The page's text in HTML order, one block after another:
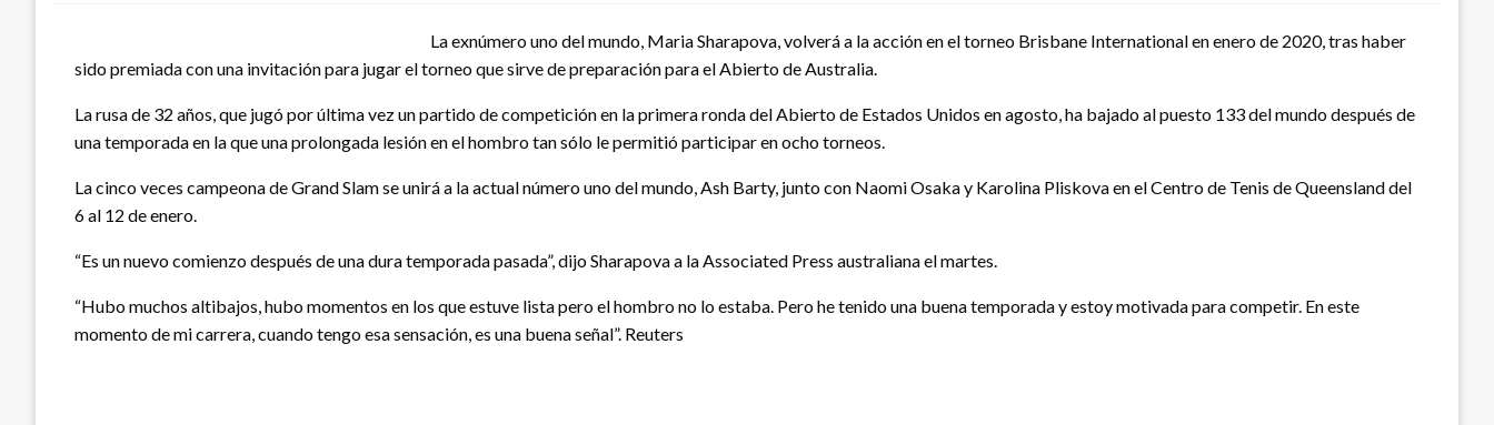
La exnúmero uno del mundo, Maria Sharapova, volverá a la acción en el torneo Brisbane International en enero de 2020, tras haber
sido premiada con una invitación para jugar el torneo que sirve de preparación para el Abierto de Australia.
La rusa de 32 años, que jugó por última vez un partido de competición en la primera ronda del Abierto de Estados Unidos en agosto, ha bajado al puesto 133 del mundo después de
una temporada en la que una prolongada lesión en el hombro tan sólo le permitió participar en ocho torneos.
La cinco veces campeona de Grand Slam se unirá a la actual número uno del mundo, Ash Barty, junto con Naomi Osaka y Karolina Pliskova en el Centro de Tenis de Queensland del
6 al 12 de enero.
“Es un nuevo comienzo después de una dura temporada pasada”, dijo Sharapova a la Associated Press australiana el martes.
“Hubo muchos altibajos, hubo momentos en los que estuve lista pero el hombro no lo estaba. Pero he tenido una buena temporada y estoy motivada para competir. En este
momento de mi carrera, cuando tengo esa sensación, es una buena señal”. Reuters